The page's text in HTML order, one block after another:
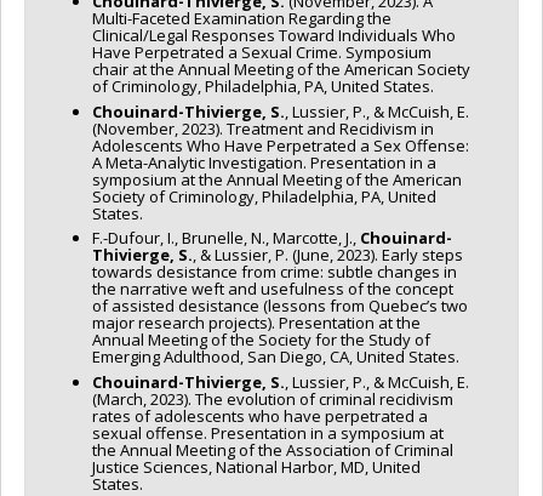
Multi-Faceted Examination Regarding the
Clinical/Legal Responses Toward Individuals Who
Have Perpetrated a Sexual Crime. Symposium
chair at the Annual Meeting of the American Society
of Criminology, Philadelphia, PA, United States.
Chouinard-Thivierge, S., Lussier, P., & McCuish, E.
(November, 2023). Treatment and Recidivism in
Adolescents Who Have Perpetrated a Sex Offense:
A Meta-Analytic Investigation. Presentation in a
symposium at the Annual Meeting of the American
Society of Criminology, Philadelphia, PA, United
States.
F.-Dufour, I., Brunelle, N., Marcotte, J., Chouinard-
Thivierge, S., & Lussier, P. (June, 2023). Early steps
towards desistance from crime: subtle changes in
the narrative weft and usefulness of the concept
of assisted desistance (lessons from Quebec’s two
major research projects). Presentation at the
Annual Meeting of the Society for the Study of
Emerging Adulthood, San Diego, CA, United States.
Chouinard-Thivierge, S., Lussier, P., & McCuish, E.
(March, 2023). The evolution of criminal recidivism
rates of adolescents who have perpetrated a
sexual offense. Presentation in a symposium at
the Annual Meeting of the Association of Criminal
Justice Sciences, National Harbor, MD, United
States.